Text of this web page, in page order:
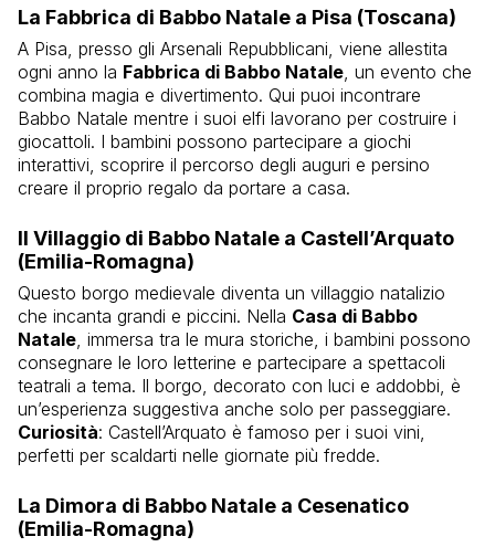
La Fabbrica di Babbo Natale a Pisa (Toscana)
A Pisa, presso gli Arsenali Repubblicani, viene allestita
ogni anno la Fabbrica di Babbo Natale , un evento che
combina magia e divertimento. Qui puoi incontrare
Babbo Natale mentre i suoi elfi lavorano per costruire i
giocattoli. I bambini possono partecipare a giochi
interattivi, scoprire il percorso degli auguri e persino
creare il proprio regalo da portare a casa.
Il Villaggio di Babbo Natale a Castell’Arquato
(Emilia-Romagna)
Questo borgo medievale diventa un villaggio natalizio
che incanta grandi e piccini. Nella Casa di Babbo
Natale , immersa tra le mura storiche, i bambini possono
consegnare le loro letterine e partecipare a spettacoli
teatrali a tema. Il borgo, decorato con luci e addobbi, è
un’esperienza suggestiva anche solo per passeggiare.
Curiosità: Castell’Arquato è famoso per i suoi vini,
perfetti per scaldarti nelle giornate più fredde.
La Dimora di Babbo Natale a Cesenatico
(Emilia-Romagna)